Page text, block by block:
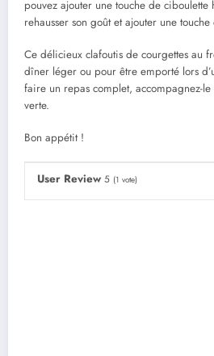
pouvez ajouter une touche de ciboulette
rehausser son goût et ajouter une
Ce délicieux clafoutis de courgettes au
dîner léger ou pour être emporté lors
faire un repas complet, accompagnez-le
verte.
Bon appétit !
User Review 5 (1 vote)